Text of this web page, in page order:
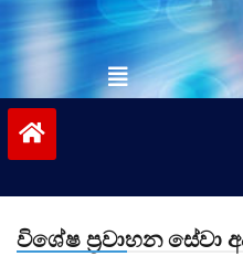
විශේෂ ප්‍රවාහන සේවා